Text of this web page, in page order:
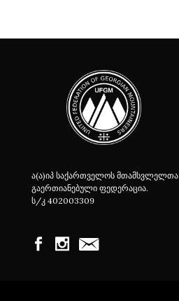
ა(ა)იპ საქართველოს მთამსვლელთა
გაერთიანებული ფედერაცია.
ს/კ 402003309